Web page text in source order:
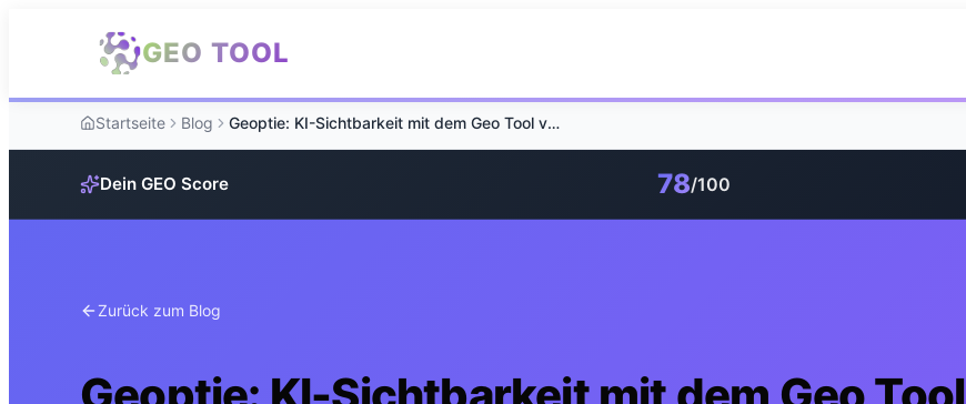
GEO TOOL
Startseite Blog Geoptie: KI-Sichtbarkeit mit dem Geo Tool verbessern
Dein GEO Score 78/100
Zurück zum Blog